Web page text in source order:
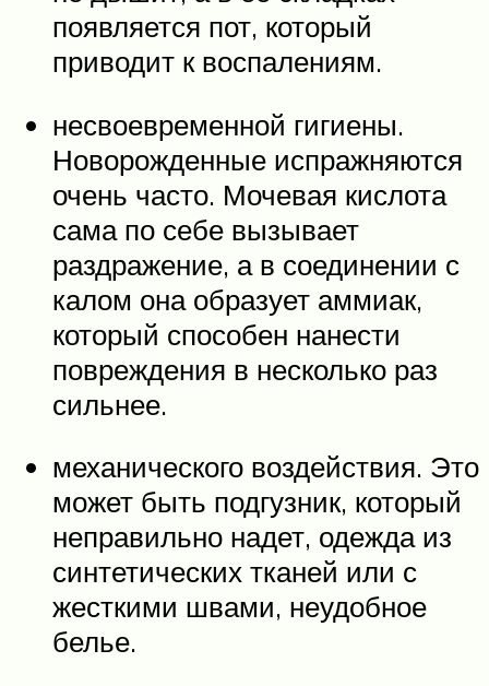
появляется пот, который
приводит к воспалениям.
несвоевременной гигиены.
Новорожденные испражняются
очень часто. Мочевая кислота
сама по себе вызывает
раздражение, а в соединении с
калом она образует аммиак,
который способен нанести
повреждения в несколько раз
сильнее.
механического воздействия. Это
может быть подгузник, который
неправильно надет, одежда из
синтетических тканей или с
жесткими швами, неудобное
белье.